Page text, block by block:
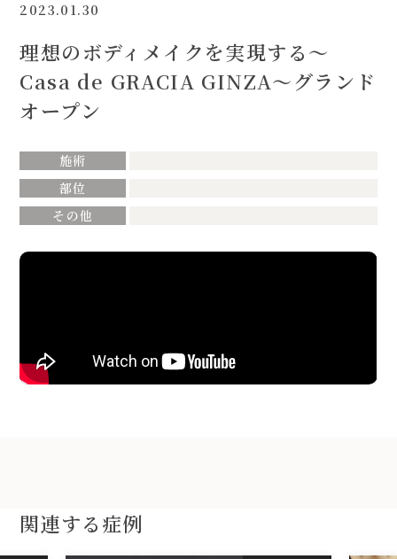
2023.01.30
理想のボディメイクを実現する〜
Casa de GRACIA GINZA〜グランド
オープン
施術
部位
その他
関連する症例